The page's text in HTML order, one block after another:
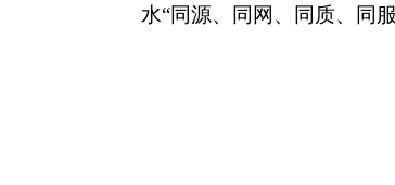
水“同源、同网、同质、同